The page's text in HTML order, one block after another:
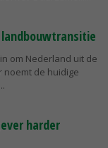
om Nederland uit de
noemt de huidige
harder